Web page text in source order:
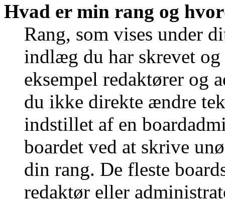
Hvad er min rang og
Rang, som vises under
indlæg du har skrevet
eksempel redaktører og
du ikke direkte ændre
indstillet af en
boardet ved at skrive
din rang. De fleste
redaktør eller